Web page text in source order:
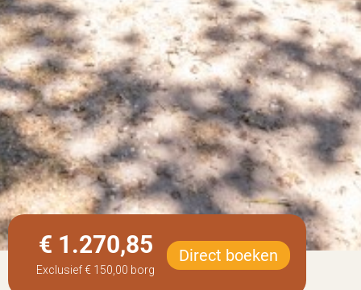
Exclusief€ 150,00 borg
€ 1.270,85 Direct boeken